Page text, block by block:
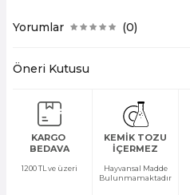
Yorumlar (0)
Öneri Kutusu
KARGO
BEDAVA
1200 TL ve üzeri
KEMİK TOZU
İÇERMEZ
Hayvansal Madde
Bulunmamaktadır